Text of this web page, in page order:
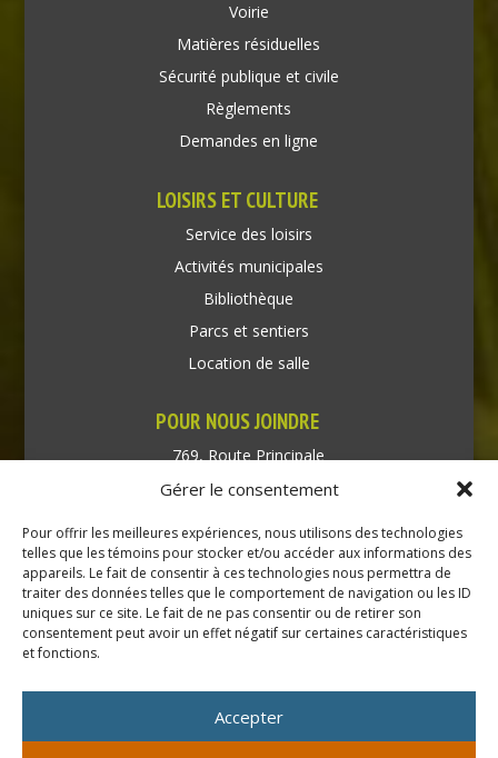
Gérer le consentement
Pour offrir les meilleures expériences, nous utilisons des technologies
telles que les témoins pour stocker et/ou accéder aux informations des
appareils. Le fait de consentir à ces technologies nous permettra de
traiter des données telles que le comportement de navigation ou les ID
uniques sur ce site. Le fait de ne pas consentir ou de retirer son
consentement peut avoir un effet négatif sur certaines caractéristiques
et fonctions.
Accepter
Voirie
Matières résiduelles
Sécurité publique et civile
Règlements
Demandes en ligne
LOISIRS ET CULTURE
Service des loisirs
Activités municipales
Bibliothèque
Parcs et sentiers
Location de salle
POUR NOUS JOINDRE
769, Route Principale
Très-Saint-Rédempteur
Téléphone : (450) 451-5203
Direction générale :
dir@tressaintredempteur.ca